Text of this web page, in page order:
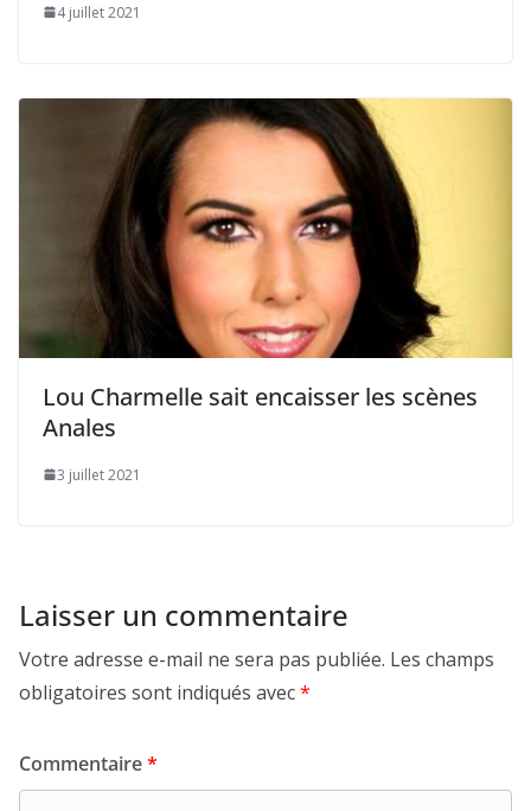
4 juillet 2021
Lou Charmelle sait encaisser les scènes
Anales
3 juillet 2021
Laisser un commentaire
Votre adresse e-mail ne sera pas publiée. Les champs
obligatoires sont indiqués avec*
Commentaire*